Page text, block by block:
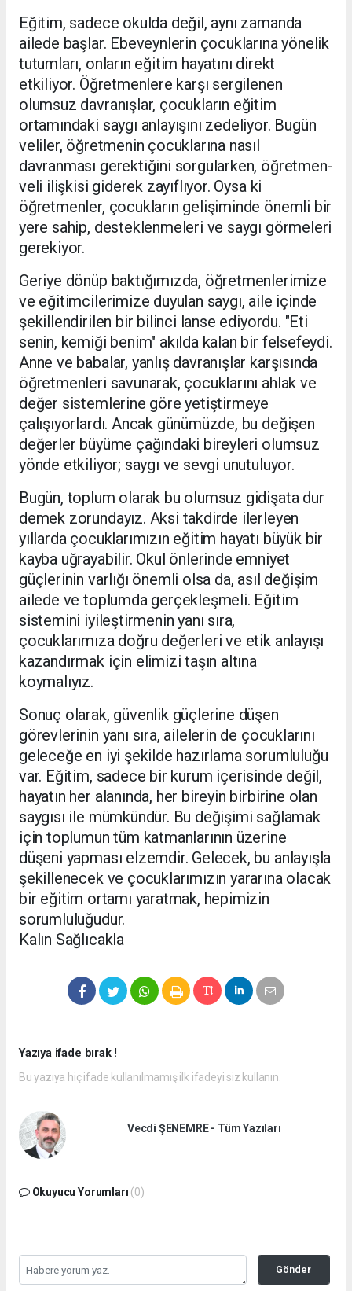
Eğitim, sadece okulda değil, aynı zamanda
ailede başlar. Ebeveynlerin çocuklarına yönelik
tutumları, onların eğitim hayatını direkt
etkiliyor. Öğretmenlere karşı sergilenen
olumsuz davranışlar, çocukların eğitim
ortamındaki saygı anlayışını zedeliyor. Bugün
veliler, öğretmenin çocuklarına nasıl
davranması gerektiğini sorgularken, öğretmen-
veli ilişkisi giderek zayıflıyor. Oysa ki
öğretmenler, çocukların gelişiminde önemli bir
yere sahip, desteklenmeleri ve saygı görmeleri
gerekiyor.
Geriye dönüp baktığımızda, öğretmenlerimize
ve eğitimcilerimize duyulan saygı, aile içinde
şekillendirilen bir bilinci lanse ediyordu. "Eti
senin, kemiği benim" akılda kalan bir felsefeydi.
Anne ve babalar, yanlış davranışlar karşısında
öğretmenleri savunarak, çocuklarını ahlak ve
değer sistemlerine göre yetiştirmeye
çalışıyorlardı. Ancak günümüzde, bu değişen
değerler büyüme çağındaki bireyleri olumsuz
yönde etkiliyor; saygı ve sevgi unutuluyor.
Bugün, toplum olarak bu olumsuz gidişata dur
demek zorundayız. Aksi takdirde ilerleyen
yıllarda çocuklarımızın eğitim hayatı büyük bir
kayba uğrayabilir. Okul önlerinde emniyet
güçlerinin varlığı önemli olsa da, asıl değişim
ailede ve toplumda gerçekleşmeli. Eğitim
sistemini iyileştirmenin yanı sıra,
çocuklarımıza doğru değerleri ve etik anlayışı
kazandırmak için elimizi taşın altına
koymalıyız.
Sonuç olarak, güvenlik güçlerine düşen
görevlerinin yanı sıra, ailelerin de çocuklarını
geleceğe en iyi şekilde hazırlama sorumluluğu
var. Eğitim, sadece bir kurum içerisinde değil,
hayatın her alanında, her bireyin birbirine olan
saygısı ile mümkündür. Bu değişimi sağlamak
için toplumun tüm katmanlarının üzerine
düşeni yapması elzemdir. Gelecek, bu anlayışla
şekillenecek ve çocuklarımızın yararına olacak
bir eğitim ortamı yaratmak, hepimizin
sorumluluğudur.
Kalın Sağlıcakla
Yazıya ifade bırak !
Bu yazıya hiç ifade kullanılmamış ilk ifadeyi siz kullanın.
Vecdi ŞENEMRE - Tüm Yazıları
Okuyucu Yorumları (0)
Gönder